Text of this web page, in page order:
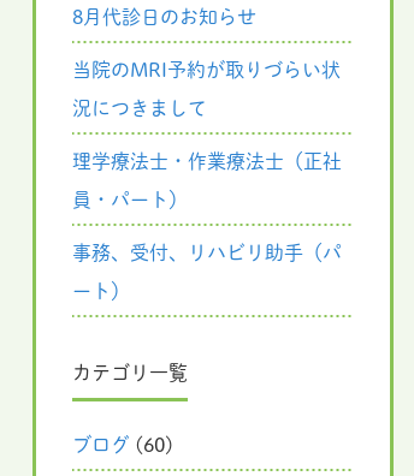
8月代診日のお知らせ
当院のMRI予約が取りづらい状
況につきまして
理学療法士・作業療法士（正社
員・パート）
事務、受付、リハビリ助手（パ
ート）
カテゴリ一覧
ブログ (60)